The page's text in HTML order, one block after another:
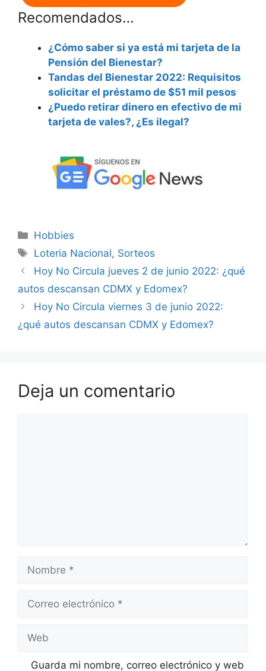
Recomendados…
¿Cómo saber si ya está mi tarjeta de la
Pensión del Bienestar?
Tandas del Bienestar 2022: Requisitos
solicitar el préstamo de $51 mil pesos
¿Puedo retirar dinero en efectivo de mi
tarjeta de vales?, ¿Es ilegal?
Categorías
Hobbies
Etiquetas
Loteria Nacional, Sorteos
Hoy No Circula jueves 2 de junio 2022: ¿qué
autos descansan CDMX y Edomex?
Hoy No Circula viernes 3 de junio 2022:
¿qué autos descansan CDMX y Edomex?
Deja un comentario
Nombre
Correo
Web
Guarda mi nombre, correo electrónico y web